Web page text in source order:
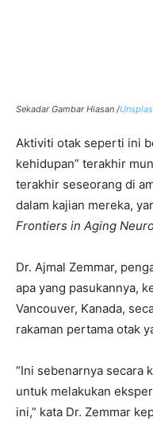
Sekadar Gambar Hiasan /
Aktiviti otak seperti ini
kehidupan” terakhir
terakhir seseorang di
dalam kajian mereka,
Frontiers in Aging
Dr. Ajmal Zemmar,
apa yang pasukannya,
Vancouver, Kanada,
rakaman pertama otak
“Ini sebenarnya secara
untuk melakukan
ini,” kata Dr. Zemmar